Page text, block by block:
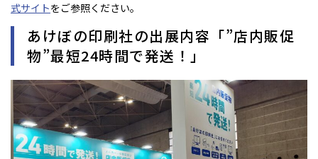
式サイトをご参照ください。
あけぼの印刷社の出展内容「”店内販促
物”最短24時間で発送！」